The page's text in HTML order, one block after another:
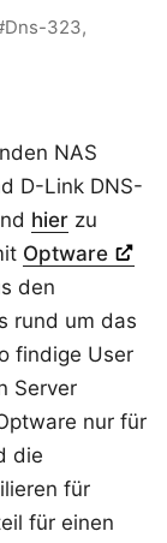
Dns-323
NAS
D-Link DNS-
hier zu
Optware
den
rund um das
findige User
Server
nur für
die
für
für einen